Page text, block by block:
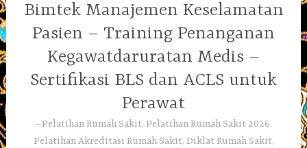
Bimtek Manajemen Keselamatan
Pasien – Training Penanganan
Kegawatdaruratan Medis –
Sertifikasi BLS dan ACLS untuk
Perawat
Pelatihan Rumah Sakit, Pelatihan Rumah Sakit 2026,
Pelatihan Akreditasi Rumah Sakit, Diklat Rumah Sakit,